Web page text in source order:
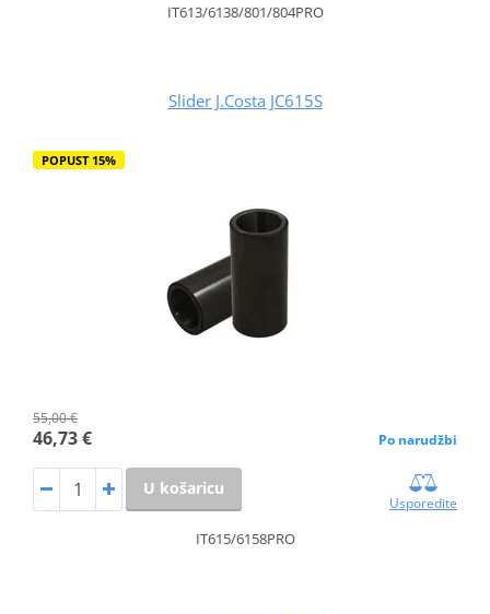
IT613/6138/801/804PRO
Slider J.Costa JC615S
POPUST 15%
55,00 €
46,73 € Po narudžbi
U košaricu
Usporedite
IT615/6158PRO